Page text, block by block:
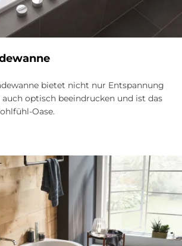
bietet nicht nur Entspannung
auch optisch beeindrucken und ist das
Oase.